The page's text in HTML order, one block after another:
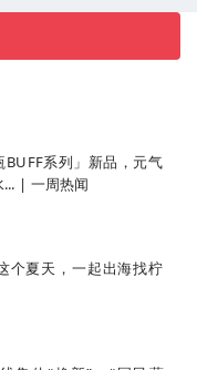
系列」新品，元气
| 一周热闻
个夏天，一起出海找柠